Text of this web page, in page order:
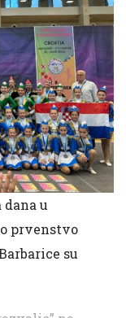
u
prvenstvo
su